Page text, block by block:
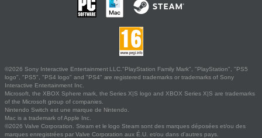
©2026 Sony Interactive Entertainment LLC."PlayStation Family Mark", "PlayStation", "PS5
logo", "PS5", "PS4 logo" and "PS4" are registered trademarks or trademarks of Sony
Interactive Entertainment Inc.
Microsoft, the XBOX Sphere mark, the Series X|S logo and XBOX Series X|S are trademarks
of the Microsoft group of companies.
Nintendo Switch est une marque de Nintendo.
Mac is a trademark of Apple Inc.
©2026 Valve Corporation. Steam et le logo Steam sont des marques déposées et/ou des
marques enregistrées par Valve Corporation aux É.U. et/ou dans d'autres pays.